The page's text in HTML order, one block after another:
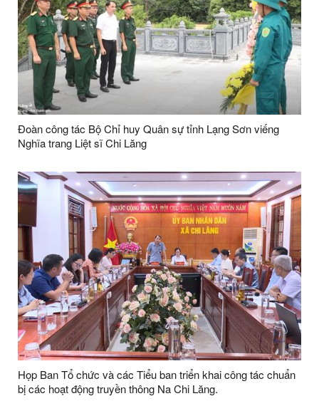
Đoàn công tác Bộ Chỉ huy Quân sự tỉnh Lạng Sơn viếng
Nghĩa trang Liệt sĩ Chi Lăng
Họp Ban Tổ chức và các Tiểu ban triển khai công tác chuẩn
bị các hoạt động truyền thông Na Chi Lăng.